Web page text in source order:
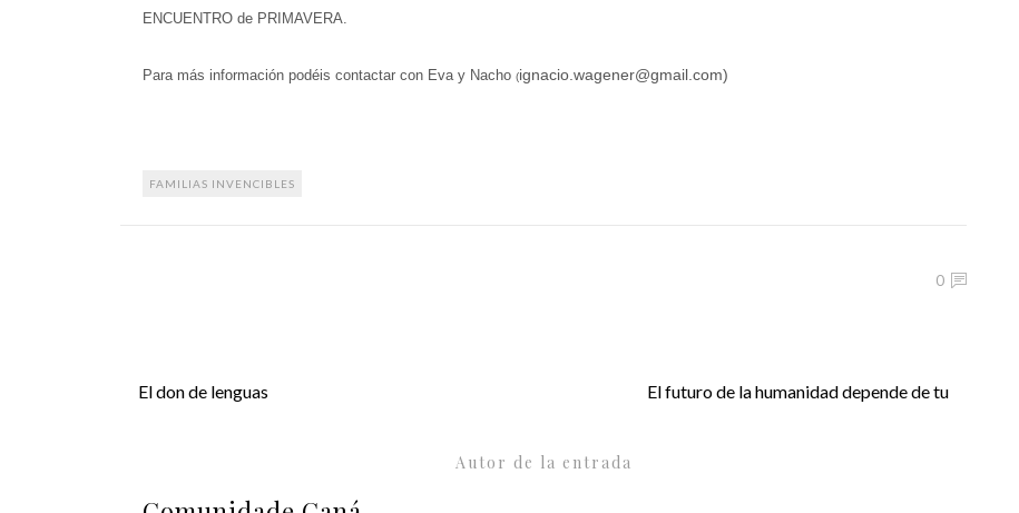
ENCUENTRO de PRIMAVERA.
Para más información podéis contactar con Eva y Nacho (ignacio.wagener@gmail.com)
FAMILIAS INVENCIBLES
0
El don de lenguas El futuro de la humanidad depende de tu
Autor de la entrada